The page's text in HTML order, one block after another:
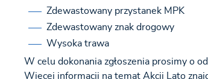
Zdewastowany przystanek MPK
Zdewastowany znak drogowy
Wysoka trawa
W celu dokonania zgłoszenia prosimy o
Więcej informacji na temat Akcji Lato